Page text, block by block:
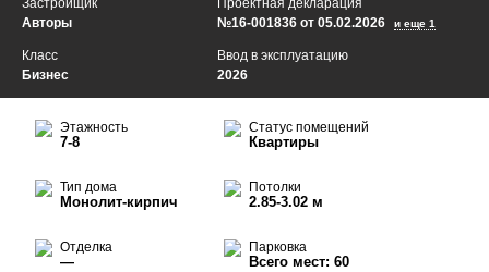
Авторы
№16-001836 от 05.02.2026
и еще 1
Ввод в эксплуатацию
2026
Класс
Бизнес
Этажность
7-8
Статус помещений
Квартиры
Тип дома
Монолит-кирпич
Потолки
2.85-3.02 м
Отделка
—
Парковка
Всего мест: 60